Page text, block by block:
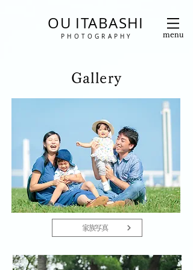
OU ITABASHI
P H O T O G R A P H Y menu
Gallery
家族写真